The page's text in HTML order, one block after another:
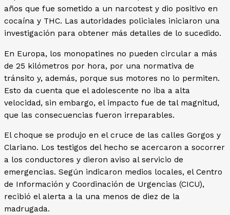
años que fue sometido a un narcotest y dio positivo en
cocaína y THC. Las autoridades policiales iniciaron una
investigación para obtener más detalles de lo sucedido.
En Europa, los monopatines no pueden circular a más
de 25 kilómetros por hora, por una normativa de
tránsito y, además, porque sus motores no lo permiten.
Esto da cuenta que el adolescente no iba a alta
velocidad, sin embargo, el impacto fue de tal magnitud,
que las consecuencias fueron irreparables.
El choque se produjo en el cruce de las calles Gorgos y
Clariano. Los testigos del hecho se acercaron a socorrer
a los conductores y dieron aviso al servicio de
emergencias. Según indicaron medios locales, el Centro
de Información y Coordinación de Urgencias (CICU),
recibió el alerta a la una menos de diez de la
madrugada.